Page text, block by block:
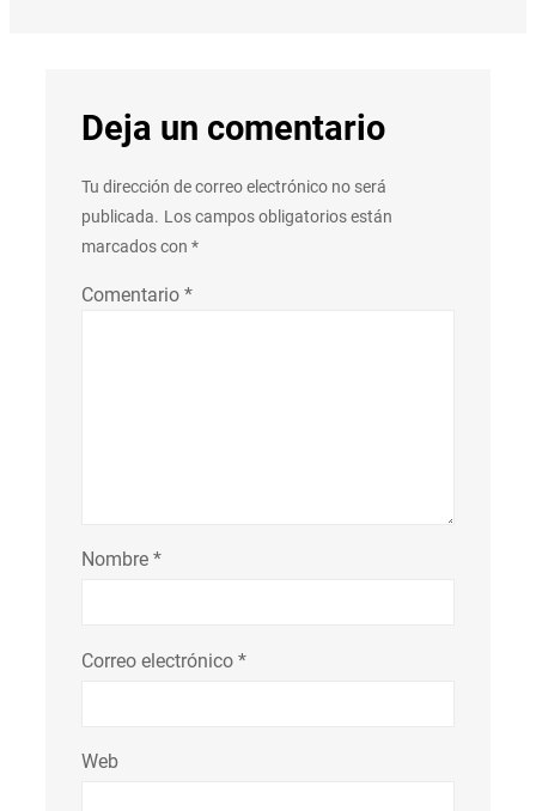
Deja un comentario
Tu dirección de correo electrónico no será
publicada. Los campos obligatorios están
marcados con *
Comentario *
Nombre *
Correo electrónico *
Web